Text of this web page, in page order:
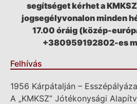
segítséget kérhet a
jogsegélyvonalon minden
17.00 óráig (közép-
+380959192802-es
Felhívás
1956 Kárpátalján –
A „KMKSZ” Jótékonysági